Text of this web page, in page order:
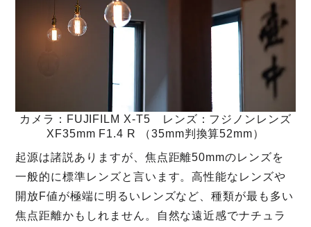
カメラ：FUJIFILM X-T5 レンズ：フジノンレンズ
XF35mm F1.4 R （35mm判換算52mm）
起源は諸説ありますが、焦点距離50mmのレンズを
一般的に標準レンズと言います。高性能なレンズや
開放F値が極端に明るいレンズなど、種類が最も多い
焦点距離かもしれません。自然な遠近感でナチュラ